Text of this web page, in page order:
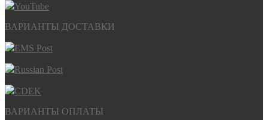
YouTube
ВАРИАНТЫ ДОСТАВКИ
EMS Post
Russian Post
CDEK
ВАРИАНТЫ ОПЛАТЫ